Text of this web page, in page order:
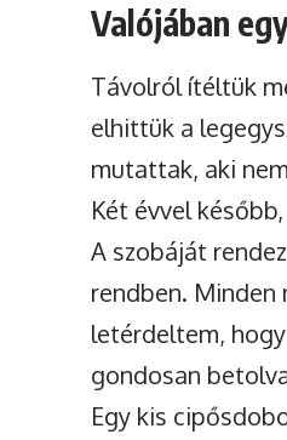
Valójában
Távolról ítéltük
elhittük a
mutattak, aki
Két évvel
A szobáját
rendben.
letérdeltem,
gondosan
Egy kis